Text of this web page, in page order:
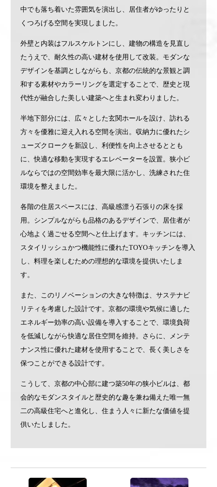
中でも落ち着いた雰囲気を演出し、居住者がゆったりと
くつろげる空間を実現しました。
外壁と内装はフルスケルトンにし、建物の構造を見直し
たうえで、耐久性の高い建材を使用して改装。モダンな
デザインを基調としながらも、京都の伝統的な景観と調
和する素材やカラーリングを選定することで、歴史と現
代性が融合した美しい建築へと生まれ変わりました。
半地下部分には、広々とした玄関ホールを設け、訪れる
方々を優雅に迎え入れる空間を演出。収納力に優れたシ
ューズクロークを新設し、利便性を向上させるととも
に、快適な移動を実現するエレベーターを設置。狭小ビ
ルならではの空間効率を最大限に活かし、洗練された住
環境を整えました。
各階の住居スペースには、高級感漂う石張りの床を採
用。シンプルながらも品格のあるデザインで、居住者が
心地よく過ごせる空間へと仕上げます。キッチンには、
スタイリッシュかつ機能性に優れたTOYOキッチンを導入
し、料理を楽しむための理想的な環境を提供いたしま
す。
また、このリノベーションの大きな特徴は、サステナビ
リティを考慮した設計です。京都の環境や気候に適した
エネルギー効率の高い設備を導入することで、環境負荷
を低減しながら快適な居住空間を維持。さらに、メンテ
ナンス性に優れた建材を使用することで、長く美しさを
保つことができる設計です。
こうして、京都の中心部に建つ築50年の狭小ビルは、都
会的なモダンスタイルと歴史的な趣を兼ね備えた唯一無
二の高級住宅へと進化し、住まう人々に新たな価値を提
供いたしました。